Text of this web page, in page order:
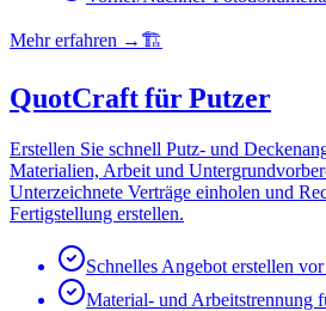
Mehr erfahren → 🏗️
QuotCraft für Putzer
Erstellen Sie schnell Putz- und
Materialien, Arbeit und
Unterzeichnete Verträge einholen und
Fertigstellung erstellen.
Schnelles Angebot erstellen
Material- und Arbeitstrennung